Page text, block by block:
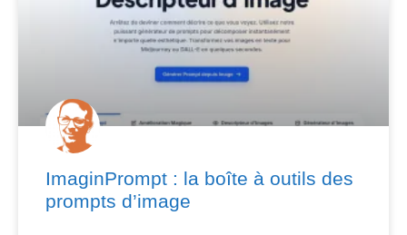
ImaginPrompt : la boîte à outils des
prompts d’image